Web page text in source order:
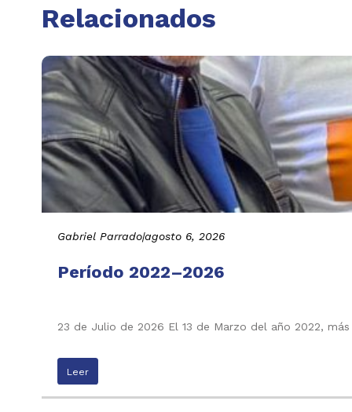
Relacionados
Gabriel Parrado|agosto 6, 2026
Período 2022–2026
23 de Julio de 2026 El 13 de Marzo del año 2022,
Leer